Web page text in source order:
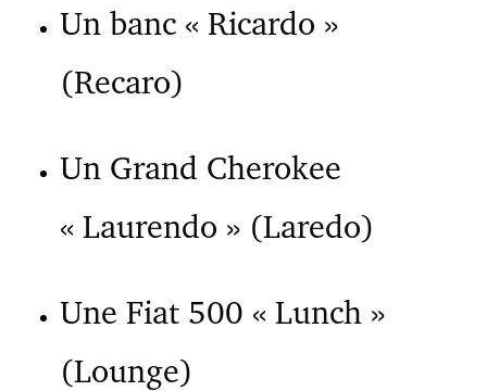
Un banc « Ricardo »
(Recaro)
Un Grand Cherokee
« Laurendo » (Laredo)
Une Fiat 500 « Lunch »
(Lounge)